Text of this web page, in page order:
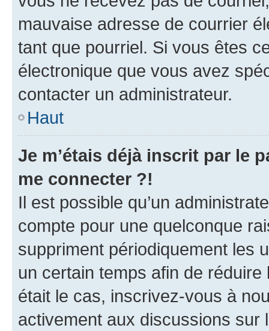
mauvaise adresse de courrier
tant que pourriel. Si vous êtes
électronique que vous avez
contacter un administrateur.
Haut
Je m’étais déjà inscrit par le
me connecter ?!
Il est possible qu’un
compte pour une quelconque
suppriment périodiquement les
un certain temps afin de
était le cas, inscrivez-vous à
activement aux discussions sur